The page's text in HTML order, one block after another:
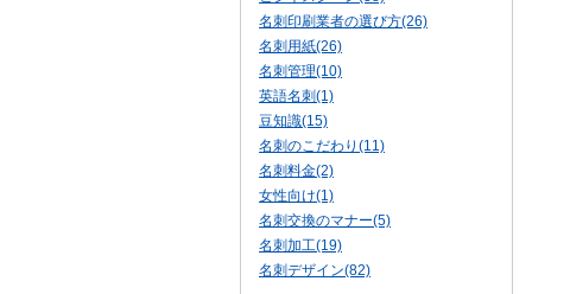
名刺印刷業者の選び方(26)
名刺用紙(26)
名刺管理(10)
英語名刺(1)
豆知識(15)
名刺のこだわり(11)
名刺料金(2)
女性向け(1)
名刺交換のマナー(5)
名刺加工(19)
名刺デザイン(82)